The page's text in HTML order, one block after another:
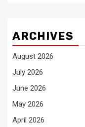
ARCHIVES
August 2026
July 2026
June 2026
May 2026
April 2026